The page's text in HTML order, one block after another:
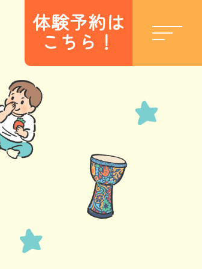
体験予約は
こちら！